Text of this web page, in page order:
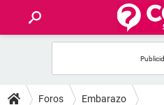
FOROS
Foros Embarazo